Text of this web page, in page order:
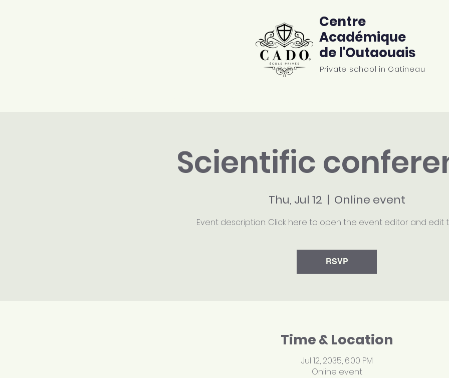
Centre
Académique
de l'Outaouais
Private school in Gatineau
Scientific
Thu, Jul 12
  |
Online event
Event description. Click here to open the event editor and edit
RSVP
Time & Location
Jul 12, 2035, 6:00 PM
Online event